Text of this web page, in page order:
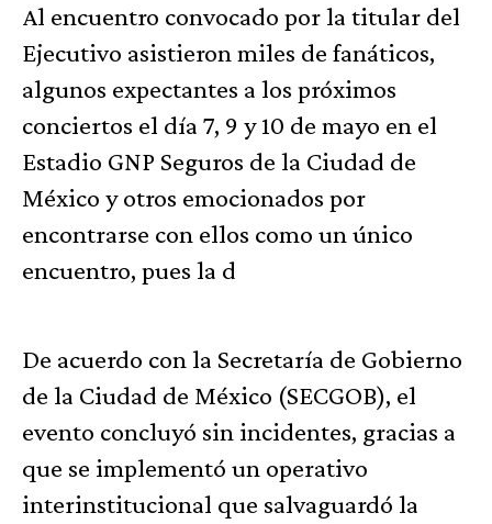
Al encuentro convocado por la titular del
Ejecutivo asistieron miles de fanáticos,
algunos expectantes a los próximos
conciertos el día 7, 9 y 10 de mayo en el
Estadio GNP Seguros de la Ciudad de
México y otros emocionados por
encontrarse con ellos como un único
encuentro, pues la d
De acuerdo con la Secretaría de Gobierno
de la Ciudad de México (SECGOB), el
evento concluyó sin incidentes, gracias a
que se implementó un operativo
interinstitucional que salvaguardó la